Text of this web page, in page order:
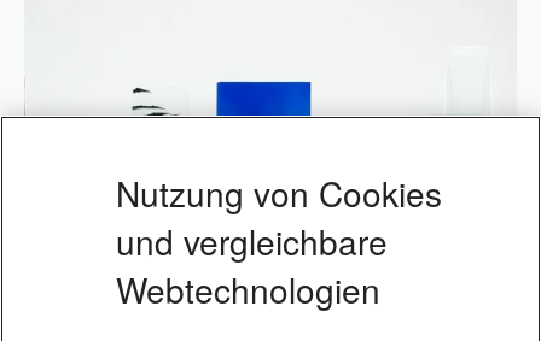
Nutzung von Cookies
und vergleichbare
Webtechnologien